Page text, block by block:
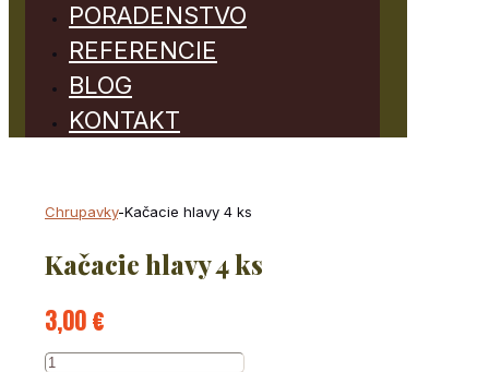
PORADENSTVO
REFERENCIE
BLOG
KONTAKT
Chrupavky-Kačacie hlavy 4 ks
Kačacie hlavy 4 ks
3,00€
množstvo